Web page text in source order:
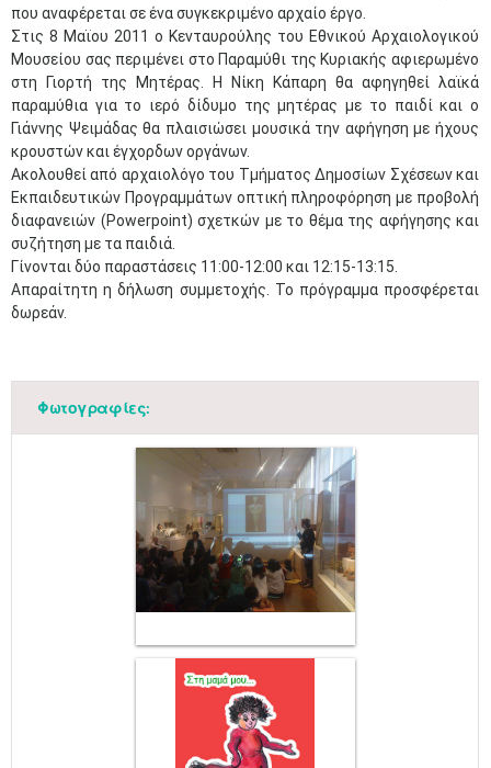
που αναφέρεται σε ένα συγκεκριμένο αρχαίο έργο.
Στις 8 Μαϊου 2011 ο Κενταυρούλης του Εθνικού Αρχαιολογικού
Μουσείου σας περιμένει στο Παραμύθι της Κυριακής αφιερωμένο
στη Γιορτή της Μητέρας. Η Νίκη Κάπαρη θα αφηγηθεί λαϊκά
παραμύθια για το ιερό δίδυμο της μητέρας με το παιδί και ο
Γιάννης Ψειμάδας θα πλαισιώσει μουσικά την αφήγηση με ήχους
κρουστών και έγχορδων οργάνων.
Ακολουθεί από αρχαιολόγο του Τμήματος Δημοσίων Σχέσεων και
Εκπαιδευτικών Προγραμμάτων οπτική πληροφόρηση με προβολή
διαφανειών (Powerpoint) σχετκών με το θέμα της αφήγησης και
συζήτηση με τα παιδιά.
Γίνονται δύο παραστάσεις 11:00-12:00 και 12:15-13:15.
Απαραίτητη η δήλωση συμμετοχής. Το πρόγραμμα προσφέρεται
δωρεάν.
Φωτογραφίες: